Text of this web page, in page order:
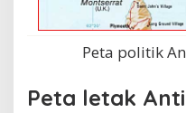
Peta politik
Peta letak